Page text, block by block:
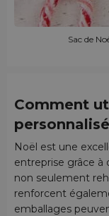
Sac de
Comment
Noël est une
entreprise grâce à
non seulement
renforcent
emballages